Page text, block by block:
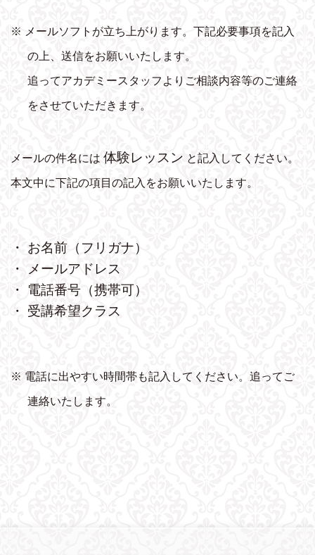
※ メールソフトが立ち上がります。下記必要事項を記入
の上、送信をお願いいたします。
追ってアカデミースタッフよりご相談内容等のご連絡
をさせていただきます。
メールの件名には 体験レッスン と記入してください。
本文中に下記の項目の記入をお願いいたします。
・ お名前（フリガナ）
・ メールアドレス
・ 電話番号（携帯可）
・ 受講希望クラス
※ 電話に出やすい時間帯も記入してください。追ってご
連絡いたします。